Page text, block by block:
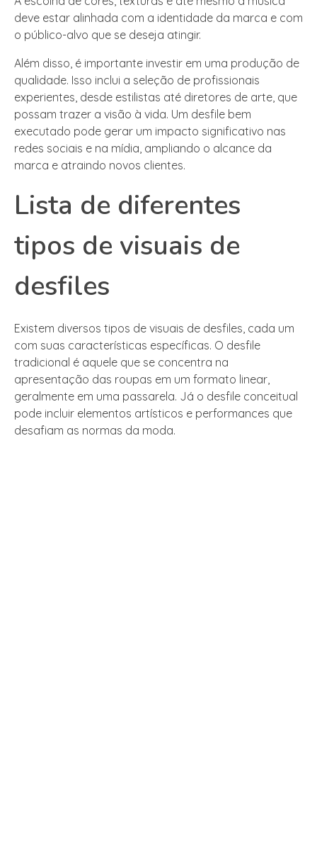
deve estar alinhada com a identidade da marca e com
o público-alvo que se deseja atingir.
Além disso, é importante investir em uma produção de
qualidade. Isso inclui a seleção de profissionais
experientes, desde estilistas até diretores de arte, que
possam trazer a visão à vida. Um desfile bem
executado pode gerar um impacto significativo nas
redes sociais e na mídia, ampliando o alcance da
marca e atraindo novos clientes.
Lista de diferentes
tipos de visuais de
desfiles
Existem diversos tipos de visuais de desfiles, cada um
com suas características específicas. O desfile
tradicional é aquele que se concentra na
apresentação das roupas em um formato linear,
geralmente em uma passarela. Já o desfile conceitual
pode incluir elementos artísticos e performances que
desafiam as normas da moda.